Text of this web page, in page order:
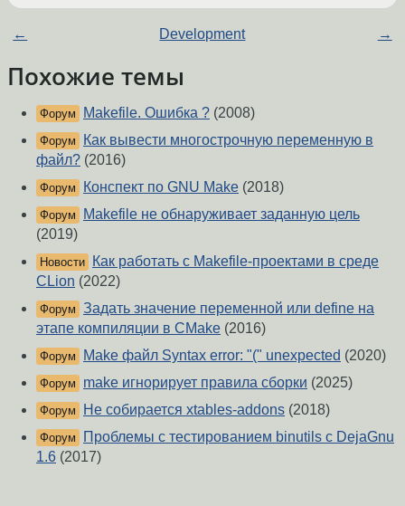
← Development →
Похожие темы
Форум Makefile. Ошибка ? (2008)
Форум
Как вывести многострочную переменную в
файл? (2016)
Форум Конспект по GNU Make (2018)
Форум
Makefile не обнаруживает заданную цель
(2019)
Новости
Как работать с Makefile-проектами в среде
CLion (2022)
Форум Задать значение переменной или define на
этапе компиляции в CMake (2016)
Форум Make файл Syntax error: "(" unexpected (2020)
Форум make игнорирует правила сборки (2025)
Форум Не собирается xtables-addons (2018)
Форум
Проблемы с тестированием binutils с DejaGnu
1.6 (2017)